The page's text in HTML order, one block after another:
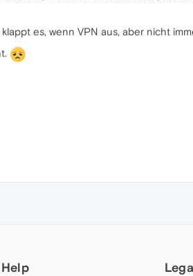
es, wenn VPN aus, aber nicht
Help